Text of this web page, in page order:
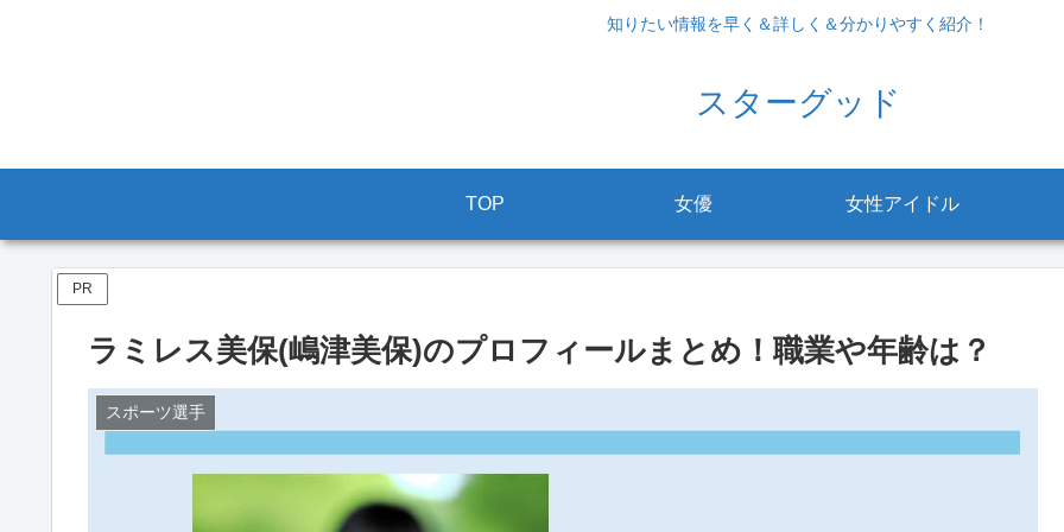
知りたい情報を早く＆詳しく＆分かりやすく紹介！
スターグッド
TOP 女優 女性アイドル
PR
ラミレス美保(嶋津美保)のプロフィールまとめ！職業や年齢は？
スポーツ選手